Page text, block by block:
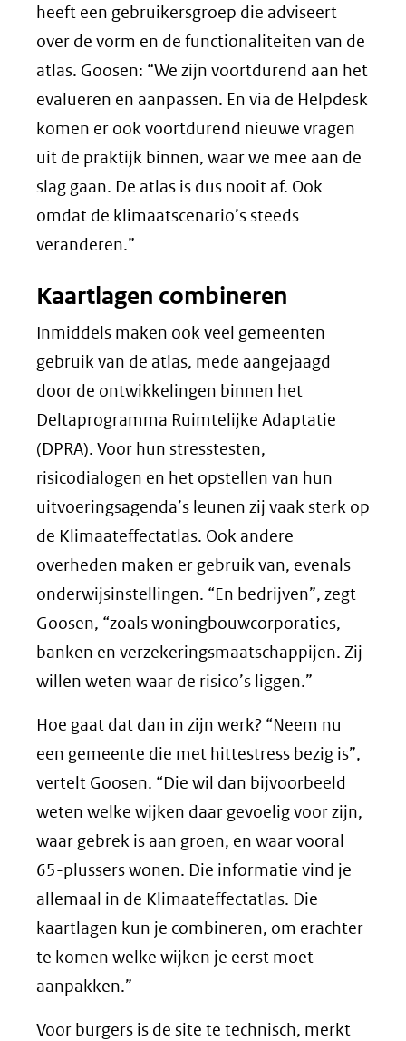
heeft een gebruikersgroep die adviseert
over de vorm en de functionaliteiten van de
atlas. Goosen: “We zijn voortdurend aan het
evalueren en aanpassen. En via de Helpdesk
komen er ook voortdurend nieuwe vragen
uit de praktijk binnen, waar we mee aan de
slag gaan. De atlas is dus nooit af. Ook
omdat de klimaatscenario’s steeds
veranderen.”
Kaartlagen combineren
Inmiddels maken ook veel gemeenten
gebruik van de atlas, mede aangejaagd
door de ontwikkelingen binnen het
Deltaprogramma Ruimtelijke Adaptatie
(DPRA). Voor hun stresstesten,
risicodialogen en het opstellen van hun
uitvoeringsagenda’s leunen zij vaak sterk op
de Klimaateffectatlas. Ook andere
overheden maken er gebruik van, evenals
onderwijsinstellingen. “En bedrijven”, zegt
Goosen, “zoals woningbouwcorporaties,
banken en verzekeringsmaatschappijen. Zij
willen weten waar de risico’s liggen.”
Hoe gaat dat dan in zijn werk? “Neem nu
een gemeente die met hittestress bezig is”,
vertelt Goosen. “Die wil dan bijvoorbeeld
weten welke wijken daar gevoelig voor zijn,
waar gebrek is aan groen, en waar vooral
65-plussers wonen. Die informatie vind je
allemaal in de Klimaateffectatlas. Die
kaartlagen kun je combineren, om erachter
te komen welke wijken je eerst moet
aanpakken.”
Voor burgers is de site te technisch, merkt